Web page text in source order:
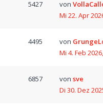
5427 von
Mi 22. Apr
4495 von
Mi 4. Feb
6857 von sve
Di 30. Dez